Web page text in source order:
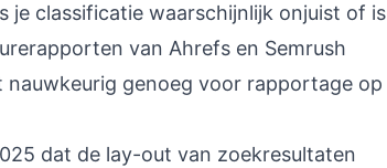
je classificatie waarschijnlijk onjuist of is
van Ahrefs en Semrush
nauwkeurig genoeg voor rapportage op
dat de lay-out van zoekresultaten